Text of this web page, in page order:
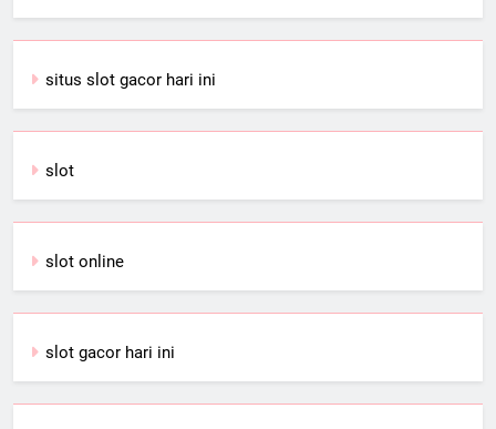
situs slot gacor hari ini
slot
slot online
slot gacor hari ini